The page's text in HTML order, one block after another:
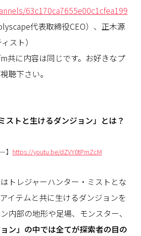
63c170ca7655e00c1cfea199
代表取締役CEO）、正木源
スト）
共に内容は同じです。お好きなプ
聴下さい。
ストと生けるダンジョン」とは？
】 https://youtu.be/dZVY0tPmZcM
トレジャーハンター・ミストとな
イテムと共に生けるダンジョンを
内部の地形や足場、モンスター、
ョン」の中では全てが探索者の目の